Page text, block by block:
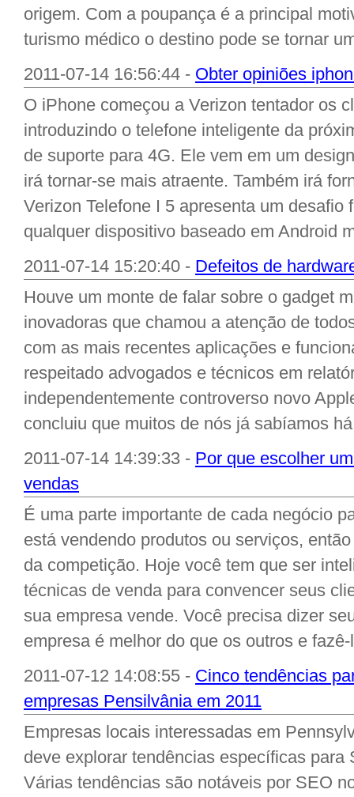
origem. Com a poupança é a principal
turismo médico o destino pode se tornar
2011-07-14 16:56:44 - Obter opiniões
O iPhone começou a Verizon tentador os
introduzindo o telefone inteligente da
de suporte para 4G. Ele vem em um
irá tornar-se mais atraente. Também irá
Verizon Telefone I 5 apresenta um desafio
qualquer dispositivo baseado em Android
2011-07-14 15:20:40 - Defeitos de
Houve um monte de falar sobre o gadget
inovadoras que chamou a atenção de
com as mais recentes aplicações e
respeitado advogados e técnicos em
independentemente controverso novo
concluiu que muitos de nós já sabíamos
2011-07-14 14:39:33 - Por que escolher
vendas
É uma parte importante de cada negócio
está vendendo produtos ou serviços,
da competição. Hoje você tem que ser
técnicas de venda para convencer seus
sua empresa vende. Você precisa dizer
empresa é melhor do que os outros e
2011-07-12 14:08:55 - Cinco tendências
empresas Pensilvânia em 2011
Empresas locais interessadas em
deve explorar tendências específicas
Várias tendências são notáveis por SEO